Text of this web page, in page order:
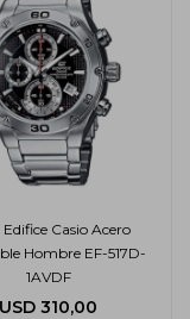
Edifice Casio Acero
Hombre EF-517D-
1AVDF
USD 310,00